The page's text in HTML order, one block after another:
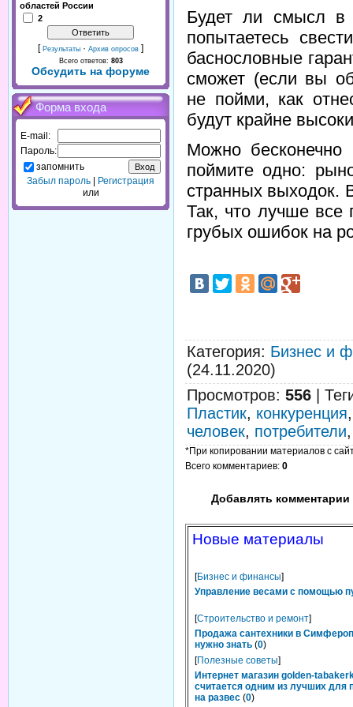
областей России
2
[ Результаты · Архив опросов ]
Всего ответов: 803
Обсудить на форуме
Форма входа
E-mail:
Пароль:
запомнить
Забыл пароль
Регистрация
или
Будет ли смысл в
попытаетесь
баснословные
сможет (если вы
не пойми, как
будут крайне
Можно
поймите одно:
странных выходок.
Так, что лучше все
грубых ошибок на
Категория: Бизнес и
(24.11.2020)
Просмотров: 556
Пластик, конкуренция
человек, потребители
*При копировании материалов с
Всего комментариев: 0
Добавлять комментарии
Новые материалы
[Бизнес и финансы]
Управление весами с помощью
[Строительство и ремонт]
Продажа сантехники в
нужно знать (0)
[Полезные советы]
Интернет магазин golden-
считается одним из лучших для
на развес (0)